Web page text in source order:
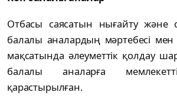
Отбасы саясатын нығайту және
балалы аналардың мәртебесі мен
мақсатында әлеуметтік қолдау
балалы аналарға
қарастырылған.